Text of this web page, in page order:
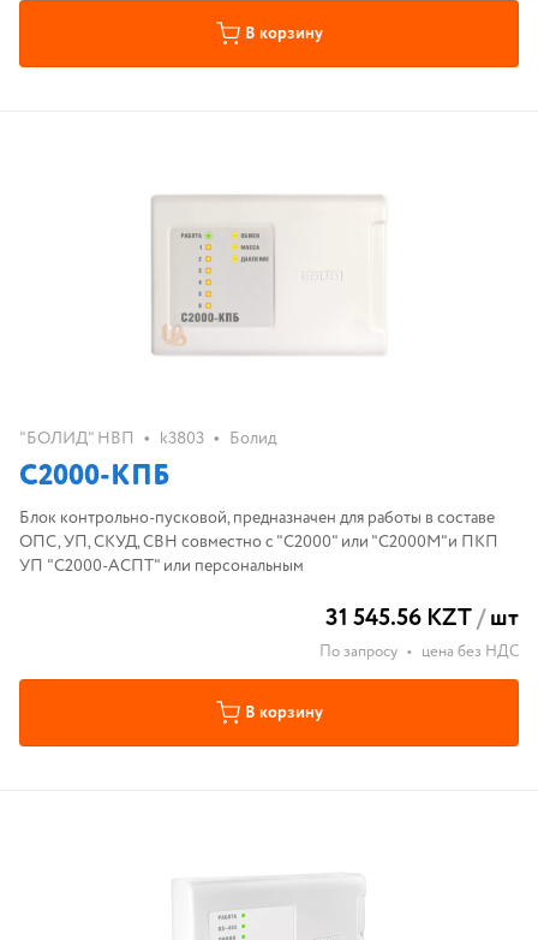
В корзину
"БОЛИД" НВП • k3803 • Болид
С2000-КПБ
Блок контрольно-пусковой, предназначен для работы в составе
ОПС, УП, СКУД, СВН совместно с "С2000" или "С2000М"и ПКП
УП "С2000-АСПТ" или персональным
31 545.56 KZT/шт
По запросу • цена без НДС
В корзину